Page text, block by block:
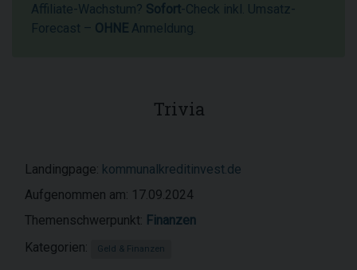
Affiliate-Wachstum? Sofort-Check inkl. Umsatz-
Forecast – OHNE Anmeldung.
Trivia
Landingpage: kommunalkreditinvest.de
Aufgenommen am: 17.09.2024
Themenschwerpunkt: Finanzen
Kategorien:
Geld & Finanzen